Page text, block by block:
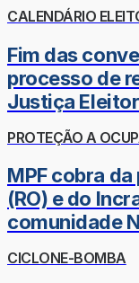
CALENDÁRIO
Fim das
processo de
Justiça
PROTEÇÃO A
MPF cobra
(RO) e do
comunidade
CICLONE-BOMBA